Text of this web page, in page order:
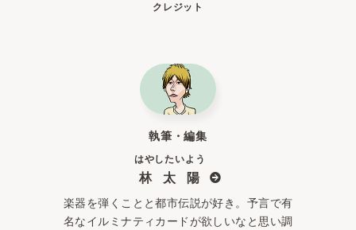
クレジット
執筆・編集
林太陽
はやしたいよう
楽器を弾くことと都市伝説が好き。予言で有
名なイルミナティカードが欲しいなと思い調